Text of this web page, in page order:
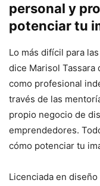
personal y
potenciar tu
Lo más difícil para
dice Marisol Tassara
como profesional
través de las
propio negocio de
emprendedores.
cómo potenciar tu
Licenciada en